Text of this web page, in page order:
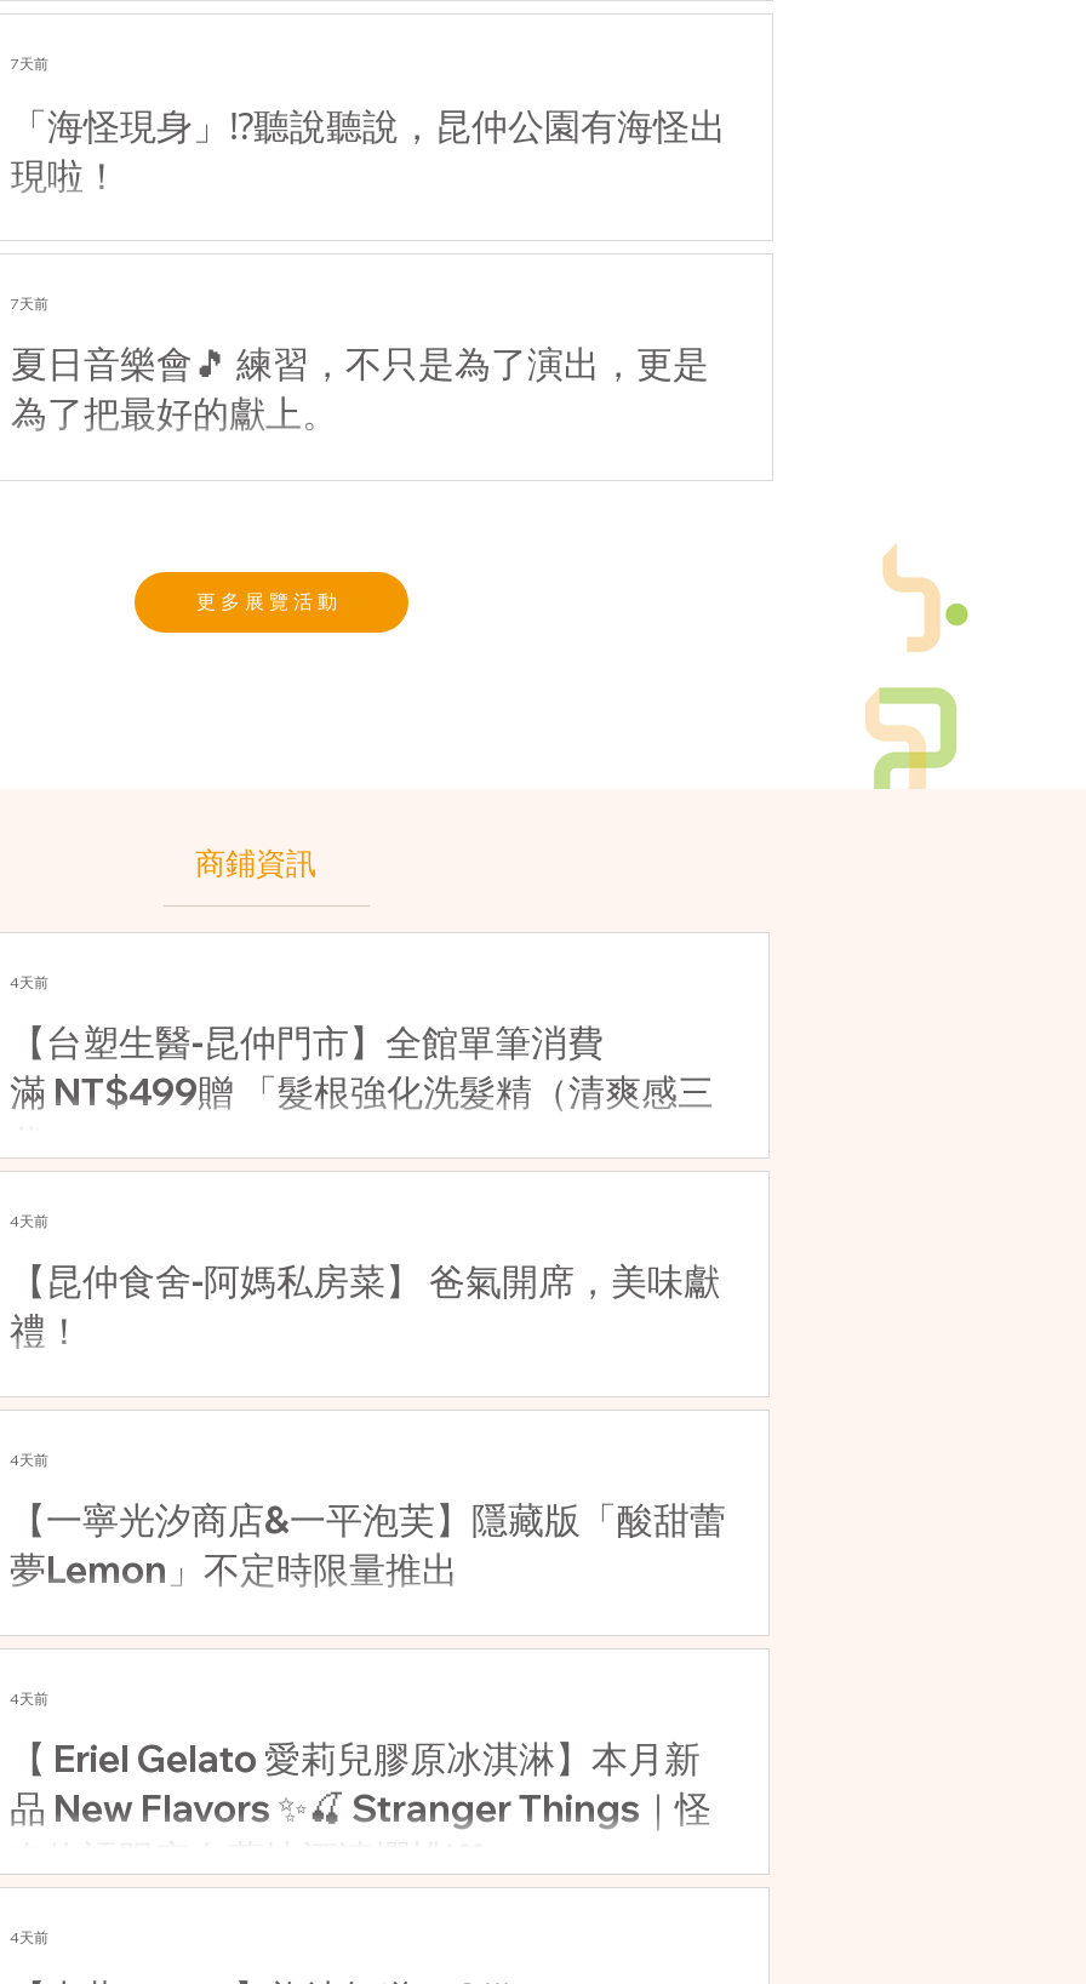
「海怪現身」⁉️聽說聽說，昆仲公園有海怪出
現啦！
7天前
夏日音樂會🎵 練習，不只是為了演出，更是
為了把最好的獻上。
7天前
更多展覽活動
商鋪資訊
【台塑生醫-昆仲門市】全館單筆消費
滿 NT$499贈 「髮根強化洗髮精（清爽感三
4天前
【昆仲食舍-阿媽私房菜】 爸氣開席，美味獻
禮！
4天前
【一寧光汐商店&一平泡芙】隱藏版「酸甜蕾
夢Lemon」不定時限量推出
4天前
【 Eriel Gelato 愛莉兒膠原冰淇淋】本月新
品 New Flavors ✨🍒 Stranger Things｜怪
奇物語限定白蘭地酒漬櫻桃!🖤
4天前
4天前